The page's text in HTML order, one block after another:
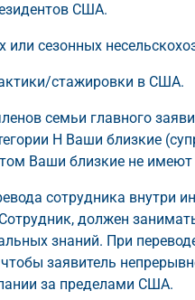
США.
сезонных
стажировки в США.
семьи главного
H Ваши близкие
Ваши близкие не
сотрудника внутри
должен
знаний. При
заявитель
за пределами США.